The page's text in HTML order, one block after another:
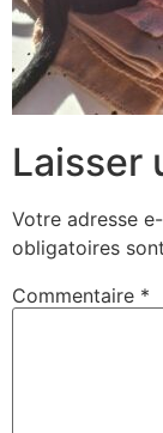
Laisser
Votre adresse
obligatoires
Commentaire *